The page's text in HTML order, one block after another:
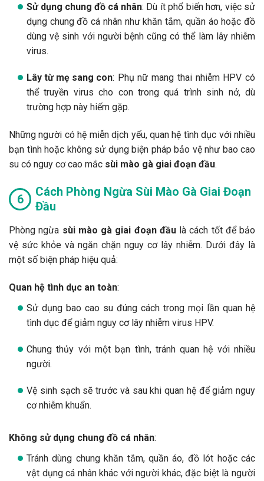
Sử dụng chung đồ cá nhân: Dù ít phổ biến hơn, việc sử
dụng chung đồ cá nhân như khăn tắm, quần áo hoặc đồ
dùng vệ sinh với người bệnh cũng có thể làm lây nhiễm
virus.
Lây từ mẹ sang con: Phụ nữ mang thai nhiễm HPV có
thể truyền virus cho con trong quá trình sinh nở, dù
trường hợp này hiếm gặp.
Những người có hệ miễn dịch yếu, quan hệ tình dục với nhiều
bạn tình hoặc không sử dụng biện pháp bảo vệ như bao cao
su có nguy cơ cao mắc sùi mào gà giai đoạn đầu.
Cách Phòng Ngừa Sùi Mào Gà Giai Đoạn
Đầu
Phòng ngừa sùi mào gà giai đoạn đầulà cách tốt để bảo
vệ sức khỏe và ngăn chặn nguy cơ lây nhiễm. Dưới đây là
một số biện pháp hiệu quả:
Quan hệ tình dục an toàn:
Sử dụng bao cao su đúng cách trong mọi lần quan hệ
tình dục để giảm nguy cơ lây nhiễm virus HPV.
Chung thủy với một bạn tình, tránh quan hệ với nhiều
người.
Vệ sinh sạch sẽ trước và sau khi quan hệ để giảm nguy
cơ nhiễm khuẩn.
Không sử dụng chung đồ cá nhân:
Tránh dùng chung khăn tắm, quần áo, đồ lót hoặc các
vật dụng cá nhân khác với người khác, đặc biệt là người